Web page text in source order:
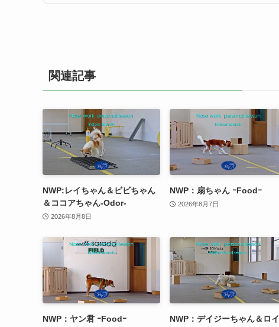
関連記事
NWP:レイちゃん＆ビビちゃん
＆ココアちゃん-Odor-
2026年8月8日
NWP：扇ちゃん ｰFoodｰ
2026年8月7日
NWP：ヤン君 ｰFoodｰ
NWP：デイジーちゃん＆ロイ